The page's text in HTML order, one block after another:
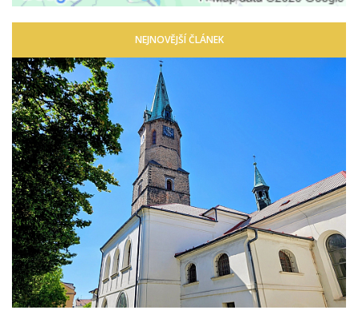
NEJNOVĚJŠÍ ČLÁNEK